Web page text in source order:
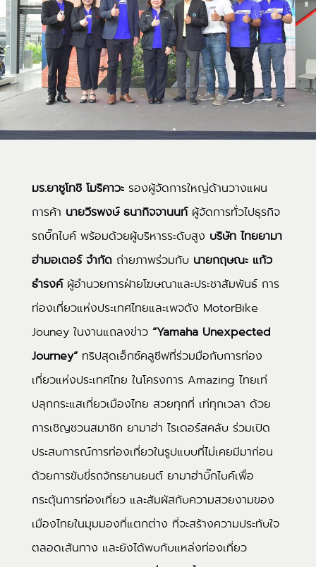
มร.ยาซูโทชิ โมริคาวะรองผู้จัดการใหญ่ด้านวางแผน
การค้า นายวีรพงษ์ ธนากิจจานนท์ผู้จัดการทั่วไปธุรกิจ
รถบิ๊กไบค์ พร้อมด้วยผู้บริหารระดับสูง บริษัท ไทยยามา
ฮ่ามอเตอร์ จำกัดถ่ายภาพร่วมกับ นายกฤษณะ แก้ว
ธำรงค์ผู้อำนวยการฝ่ายโฆษณาและประชาสัมพันธ์ การ
ท่องเที่ยวแห่งประเทศไทยและเพจดัง MotorBike
Jouney ในงานแถลงข่าว “Yamaha Unexpected
Journey”ทริปสุดเอ็กซ์คลูซีฟที่ร่วมมือกับการท่อง
เที่ยวแห่งประเทศไทย ในโครงการ Amazing ไทยเท่
ปลุกกระแสเที่ยวเมืองไทย สวยทุกที่ เท่ทุกเวลา ด้วย
การเชิญชวนสมาชิก ยามาฮ่า ไรเดอร์สคลับ ร่วมเปิด
ประสบการณ์การท่องเที่ยวในรูปแบบที่ไม่เคยมีมาก่อน
ด้วยการขับขี่รถจักรยานยนต์ ยามาฮ่าบิ๊กไบค์เพื่อ
กระตุ้นการท่องเที่ยว และสัมผัสกับความสวยงามของ
เมืองไทยในมุมมองที่แตกต่าง ที่จะสร้างความประทับใจ
ตลอดเส้นทาง และยังได้พบกับแหล่งท่องเที่ยว